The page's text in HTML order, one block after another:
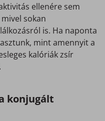
ellenére sem
sokan
is. Ha naponta
mint amennyit a
kalóriák zsír
konjugált